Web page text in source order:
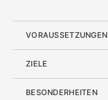
VORAUSSETZUNGEN
ZIELE
BESONDERHEITEN